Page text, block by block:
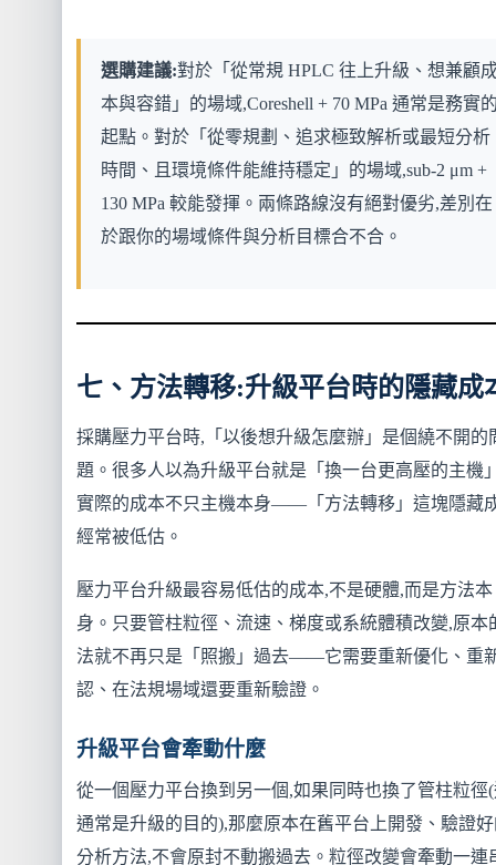
選購建議:對於「從常規 HPLC 往上升級、想兼顧
本與容錯」的場域,Coreshell + 70 MPa 通常是務實
起點。對於「從零規劃、追求極致解析或最短分析
時間、且環境條件能維持穩定」的場域,sub-2 μm +
130 MPa 較能發揮。兩條路線沒有絕對優劣,差別在
於跟你的場域條件與分析目標合不合。
七、方法轉移:升級平台時的隱藏成
採購壓力平台時,「以後想升級怎麼辦」是個繞不開的
題。很多人以為升級平台就是「換一台更高壓的主機
實際的成本不只主機本身——「方法轉移」這塊隱藏
經常被低估。
壓力平台升級最容易低估的成本,不是硬體,而是方法本
身。只要管柱粒徑、流速、梯度或系統體積改變,原本
法就不再只是「照搬」過去——它需要重新優化、重
認、在法規場域還要重新驗證。
升級平台會牽動什麼
從一個壓力平台換到另一個,如果同時也換了管柱粒徑
通常是升級的目的),那麼原本在舊平台上開發、驗證
分析方法,不會原封不動搬過去。粒徑改變會牽動一連